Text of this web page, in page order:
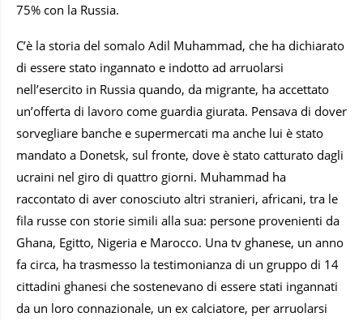
75% con la Russia.
C’è la storia del somalo Adil Muhammad, che ha dichiarato
di essere stato ingannato e indotto ad arruolarsi
nell’esercito in Russia quando, da migrante, ha accettato
un’offerta di lavoro come guardia giurata. Pensava di dover
sorvegliare banche e supermercati ma anche lui è stato
mandato a Donetsk, sul fronte, dove è stato catturato dagli
ucraini nel giro di quattro giorni. Muhammad ha
raccontato di aver conosciuto altri stranieri, africani, tra le
fila russe con storie simili alla sua: persone provenienti da
Ghana, Egitto, Nigeria e Marocco. Una tv ghanese, un anno
fa circa, ha trasmesso la testimonianza di un gruppo di 14
cittadini ghanesi che sostenevano di essere stati ingannati
da un loro connazionale, un ex calciatore, per arruolarsi